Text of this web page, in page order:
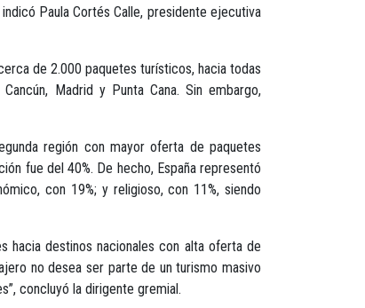
Paula Cortés Calle, presidente ejecutiva
de 2.000 paquetes turísticos, hacia todas
Madrid y Punta Cana. Sin embargo,
región con mayor oferta de paquetes
fue del 40%. De hecho, España representó
con 19%; y religioso, con 11%, siendo
hacia destinos nacionales con alta oferta de
no desea ser parte de un turismo masivo
concluyó la dirigente gremial.